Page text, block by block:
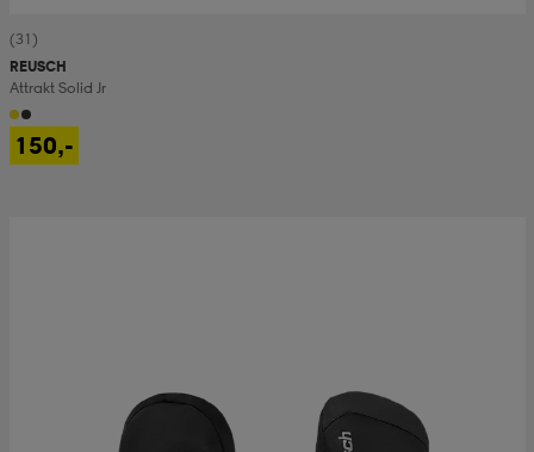
(31)
REUSCH
Attrakt Solid Jr
150,-